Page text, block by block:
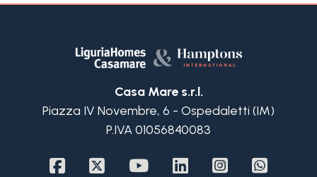
Appartamento al primo piano di circa: ingresso,
soggiorno con angolo cottura e grazioso terrazzo
vivibile, due camere e doppi servizi.
mansarde di 43 m2 ognuna speculari composte
ognuna da soggiorno, angolo cottura, camera e
Infine il piano seminterrato di circa 70 m2 è
Casa Mare s.r.l.
Piazza IV Novembre, 6 - Ospedaletti (IM)
P.IVA 01056840083